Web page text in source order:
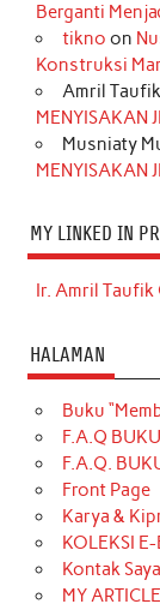
Berganti
tikno on
Konstruksi
Amril
MENYISAKAN
Musniaty
MENYISAKAN
MY LINKED IN
Ir. Amril Taufik
HALAMAN
Buku
F.A.Q BUKU
F.A.Q.
Front Page
Karya &
KOLEKSI
Kontak Saya
MY